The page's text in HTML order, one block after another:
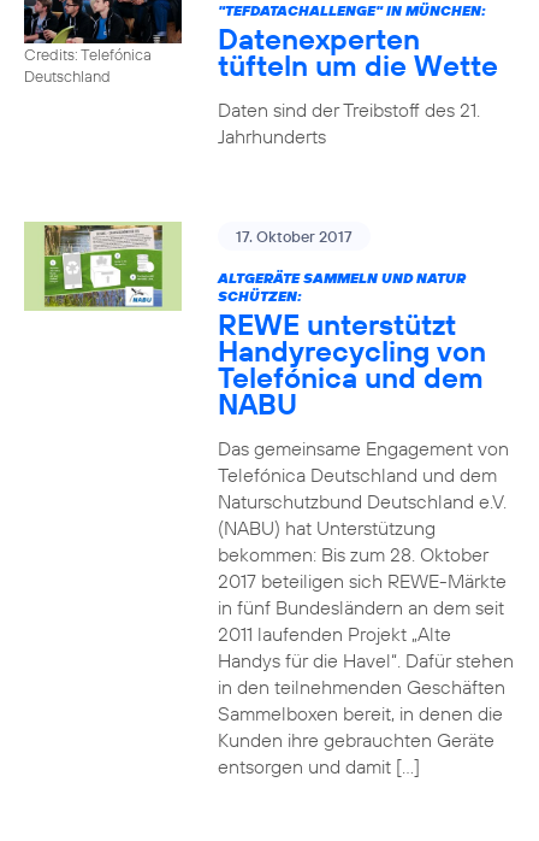
Credits: Telefónica
Deutschland
"TEFDATACHALLENGE" IN MÜNCHEN:
Datenexperten
tüfteln um die Wette
Daten sind der Treibstoff des 21.
Jahrhunderts
17. Oktober 2017
ALTGERÄTE SAMMELN UND NATUR
SCHÜTZEN:
REWE unterstützt
Handyrecycling von
Telefónica und dem
NABU
Das gemeinsame Engagement von
Telefónica Deutschland und dem
Naturschutzbund Deutschland e.V.
(NABU) hat Unterstützung
bekommen: Bis zum 28. Oktober
2017 beteiligen sich REWE-Märkte
in fünf Bundesländern an dem seit
2011 laufenden Projekt „Alte
Handys für die Havel“. Dafür stehen
in den teilnehmenden Geschäften
Sammelboxen bereit, in denen die
Kunden ihre gebrauchten Geräte
entsorgen und damit […]